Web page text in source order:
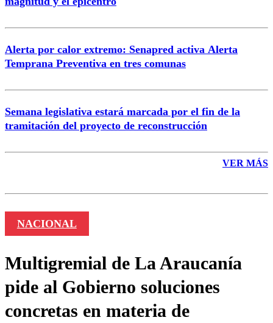
Alerta por calor extremo: Senapred activa Alerta
Temprana Preventiva en tres comunas
Semana legislativa estará marcada por el fin de la
tramitación del proyecto de reconstrucción
VER MÁS
NACIONAL
Multigremial de La Araucanía
pide al Gobierno soluciones
concretas en materia de